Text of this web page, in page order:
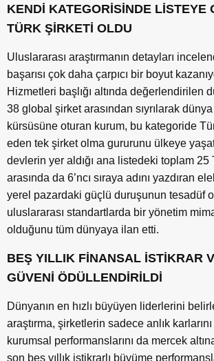
KENDİ KATEGORİSİNDE LİSTEYE
TÜRK ŞİRKETİ OLDU
Uluslararası araştırmanın detayları
başarısı çok daha çarpıcı bir boyut
Hizmetleri başlığı altında değerlendirilen
38 global şirket arasından sıyrılarak
kürsüsüne oturan kurum, bu kategoride
eden tek şirket olma gururunu ülkeye
devlerin yer aldığı ana listedeki toplam 25
arasında da 6’ncı sıraya adını yazdıran
yerel pazardaki güçlü duruşunun tesadüf
uluslararası standartlarda bir yönetim
olduğunu tüm dünyaya ilan etti.
BEŞ YILLIK FİNANSAL İSTİKRAR
GÜVENİ ÖDÜLLENDİRİLDİ
Dünyanın en hızlı büyüyen liderlerini
araştırma, şirketlerin sadece anlık
kurumsal performanslarını da mercek
son beş yıllık istikrarlı büyüme